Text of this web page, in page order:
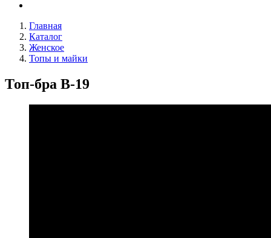
Главная
Каталог
Женское
Топы и майки
Топ-бра В-19